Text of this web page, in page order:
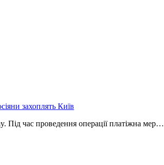
захоплять Київ
Під час проведення операції платіжна мер…